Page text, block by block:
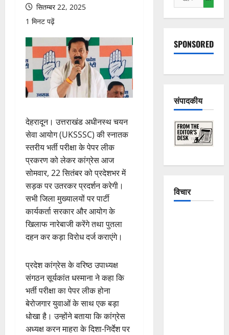
सितम्बर 22, 2025
1 मिनट पढ़ें
देहरादून। उत्तराखंड अधीनस्थ चयन
सेवा आयोग (UKSSSC) की स्नातक
स्तरीय भर्ती परीक्षा के पेपर लीक
प्रकरण को लेकर कांग्रेस आज
सोमवार, 22 सितंबर को प्रदेशभर में
सड़क पर उतरकर प्रदर्शन करेगी।
सभी जिला मुख्यालयों पर पार्टी
कार्यकर्ता सरकार और आयोग के
खिलाफ नारेबाजी करेंगे तथा पुतला
दहन कर कड़ा विरोध दर्ज कराएंगे।
प्रदेश कांग्रेस के वरिष्ठ उपाध्यक्ष
संगठन सूर्यकांत धस्माना ने कहा कि
भर्ती परीक्षा का पेपर लीक होना
बेरोजगार युवाओं के साथ एक बड़ा
धोखा है। उन्होंने बताया कि कांग्रेस
अध्यक्ष करन माहरा के दिशा-निर्देश पर
को
खोजें:
SPONSORED
संपादकीय
विचार